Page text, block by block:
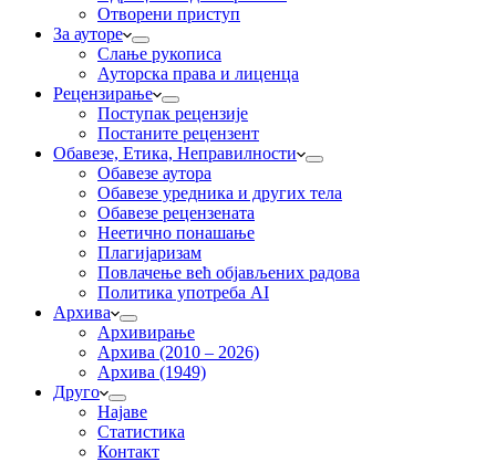
Отворени приступ
За ауторе
Слање рукописа
Ауторска права и лиценца
Рецензирање
Поступак рецензије
Постаните рецензент
Обавезе, Етика, Неправилности
Обавезе аутора
Обавезе уредника и других тела
Обавезе рецензената
Неетично понашање
Плагијаризам
Повлачење већ објављених радова
Политика употреба AI
Архива
Архивирање
Архива (2010 – 2026)
Архива (1949)
Друго
Најаве
Статистика
Контакт